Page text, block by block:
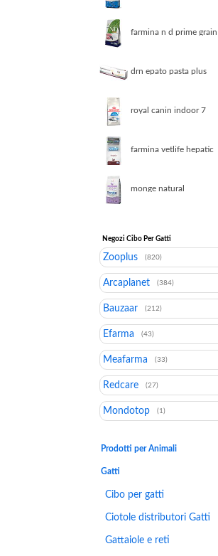
farmina n d prime grain
drn epato pasta plus
royal canin indoor 7
farmina vetlife hepatic
monge natural
Negozi Cibo Per Gatti
Zooplus (820)
Arcaplanet (384)
Bauzaar (212)
Efarma (43)
Meafarma (33)
Redcare (27)
Mondotop (1)
Prodotti per Animali
Gatti
Cibo per gatti
Ciotole distributori Gatti
Gattaiole e reti